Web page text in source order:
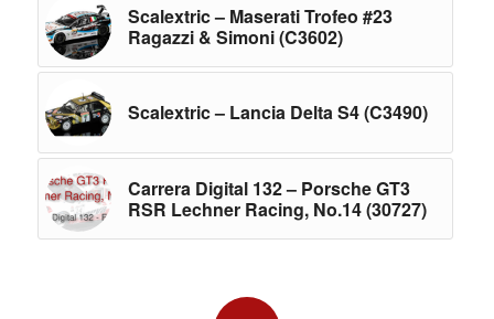
Scalextric – Maserati Trofeo #23
Ragazzi & Simoni (C3602)
Scalextric – Lancia Delta S4 (C3490)
Carrera Digital 132 – Porsche GT3
RSR Lechner Racing, No.14 (30727)